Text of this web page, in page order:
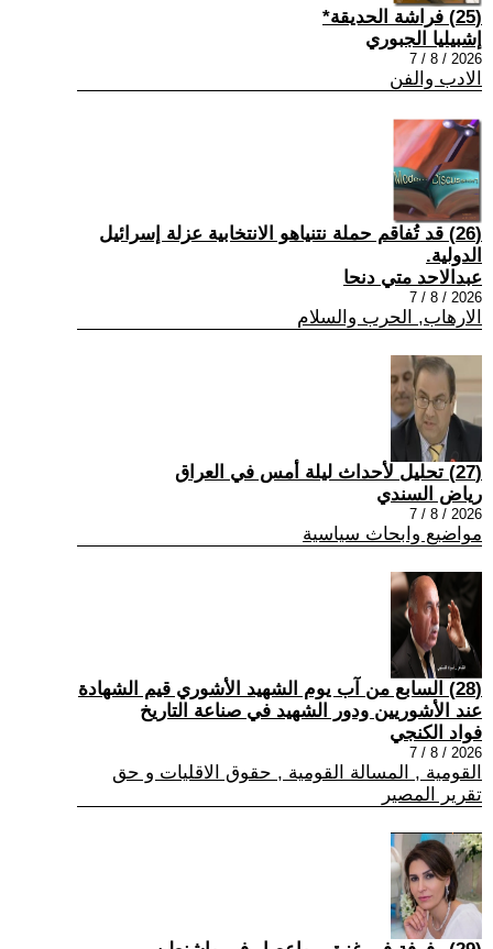
(25) فراشة الحديقة*
إشبيليا الجبوري
2026 / 8 / 7
الادب والفن
(26) قد تُفاقم حملة نتنياهو الانتخابية عزلة إسرائيل
الدولية.
عبدالاحد متي دنحا
2026 / 8 / 7
الارهاب, الحرب والسلام
(27) تحليل لأحداث ليلة أمس في العراق
رياض السندي
2026 / 8 / 7
مواضيع وابحاث سياسية
(28) السابع من آب يوم الشهيد الأشوري قيم الشهادة
عند الأشوريين ودور الشهيد في صناعة التاريخ
فواد الكنجي
2026 / 8 / 7
القومية , المسالة القومية , حقوق الاقليات و حق
تقرير المصير